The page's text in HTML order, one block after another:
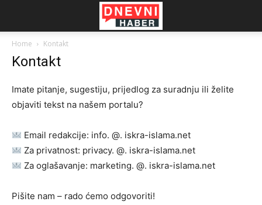
Home Kontakt
Kontakt
Imate pitanje, sugestiju, prijedlog za suradnju ili želite
objaviti tekst na našem portalu?
Email redakcije: info. @. iskra-islama.net
Za privatnost: privacy. @. iskra-islama.net
Za oglašavanje: marketing. @. iskra-islama.net
Pišite nam – rado ćemo odgovoriti!